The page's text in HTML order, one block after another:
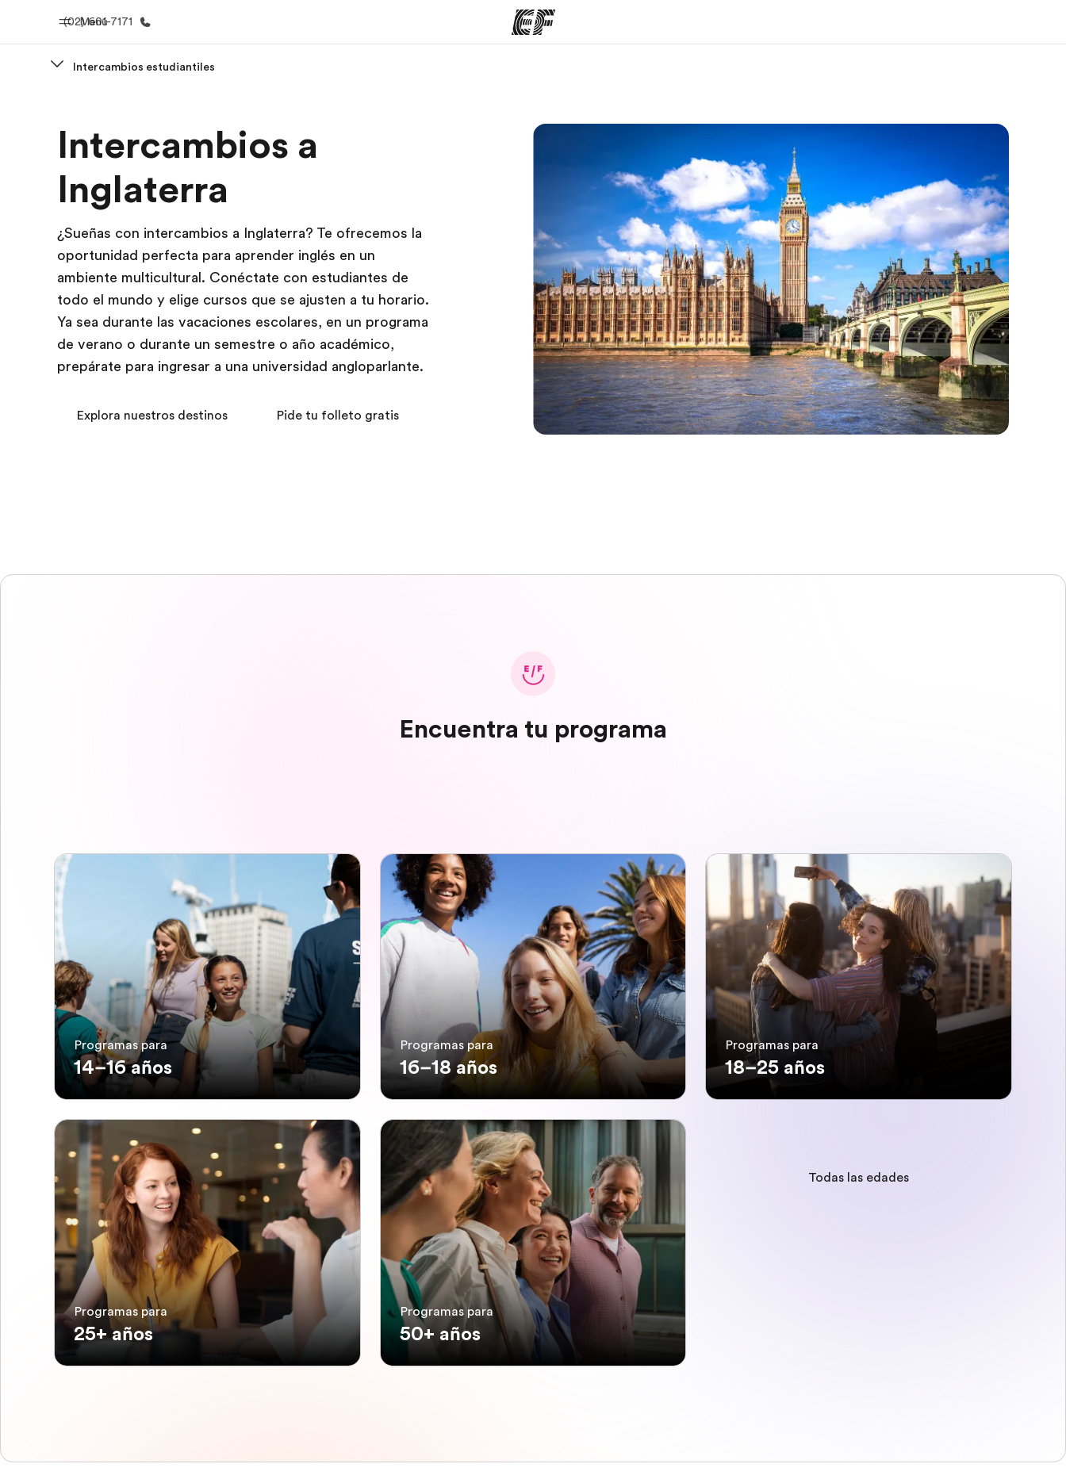
Menú
(02) 601-7171
Bienvenido a EF Ver todo lo que hacemos Encuentra una oficina
Intercambios estudiantiles
Intercambios a
Inglaterra
¿Sueñas con intercambios a Inglaterra? Te ofrecemos la
oportunidad perfecta para aprender inglés en un
ambiente multicultural. Conéctate con estudiantes de
todo el mundo y elige cursos que se ajusten a tu horario.
Ya sea durante las vacaciones escolares, en un programa
de verano o durante un semestre o año académico,
prepárate para ingresar a una universidad angloparlante.
Explora nuestros destinos Pide tu folleto gratis
Encuentra tu programa
Programas para
14–16 años
Programas para
16–18 años
Programas para
18–25 años
Programas para
25+ años
Programas para
50+ años
Todas las edades